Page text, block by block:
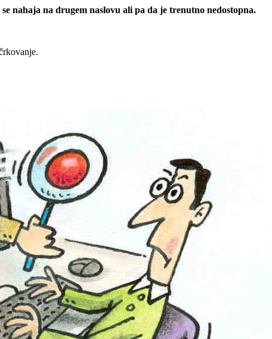
nahaja na drugem naslovu ali pa da je trenutno nedostopna.